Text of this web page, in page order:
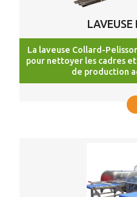
LAVEUSE
La laveuse Collard-
pour nettoyer les cadres
de production